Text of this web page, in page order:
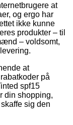
at
og ergo har
ikke kunne
produkter – til
– voldsomt,
at
på
spf15
din shopping,
sig den